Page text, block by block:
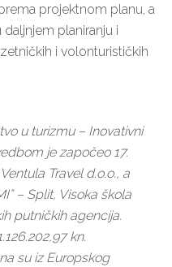
projektnom planu, a
planiranju i
i volonturističkih
u turizmu – Inovativni
je započeo 17.
Travel d.o.o., a
– Split, Visoka škola
putničkih agencija.
kn.
su iz Europskog